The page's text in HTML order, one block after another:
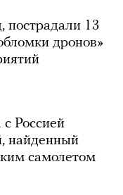
пострадали 13
дронов»
Россией
найденный
самолетом